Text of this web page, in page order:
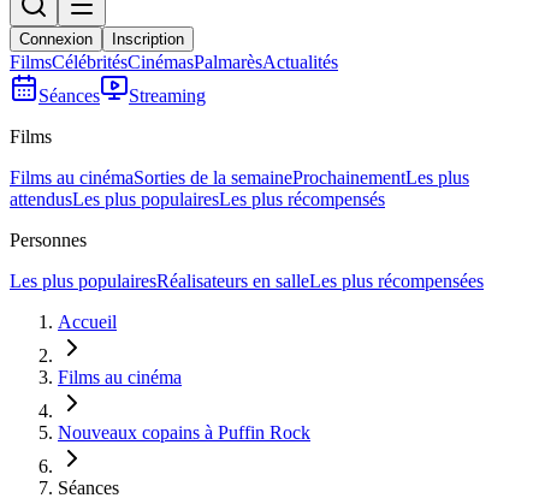
Connexion Inscription
FilmsCélébritésCinémasPalmarèsActualités
Séances
Streaming
Films
Films au cinémaSorties de la semaineProchainementLes plus
attendusLes plus populairesLes plus récompensés
Personnes
Les plus populairesRéalisateurs en salleLes plus récompensées
Accueil
Films au cinéma
Nouveaux copains à Puffin Rock
Séances